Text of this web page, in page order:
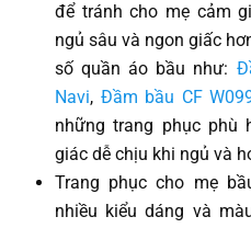
để tránh cho mẹ cảm
ngủ sâu và ngon giấc
số quần áo bầu như:
Navi, Đầm bầu CF
những trang phục phù
giác dễ chịu khi ngủ và
Trang phục cho mẹ
nhiều kiểu dáng và